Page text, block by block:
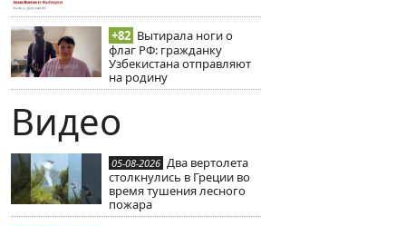
+82 Вытирала ноги о
флаг РФ: гражданку
Узбекистана отправляют
на родину
Видео
05-08-2026 Два вертолета
столкнулись в Греции во
время тушения лесного
пожара